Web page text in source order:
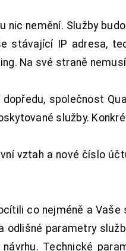
nic nemění. Služby
stávající IP adresa,
Na své straně
společnost
služby.
vztah a nové číslo
co nejméně a
odlišné parametry
Technické